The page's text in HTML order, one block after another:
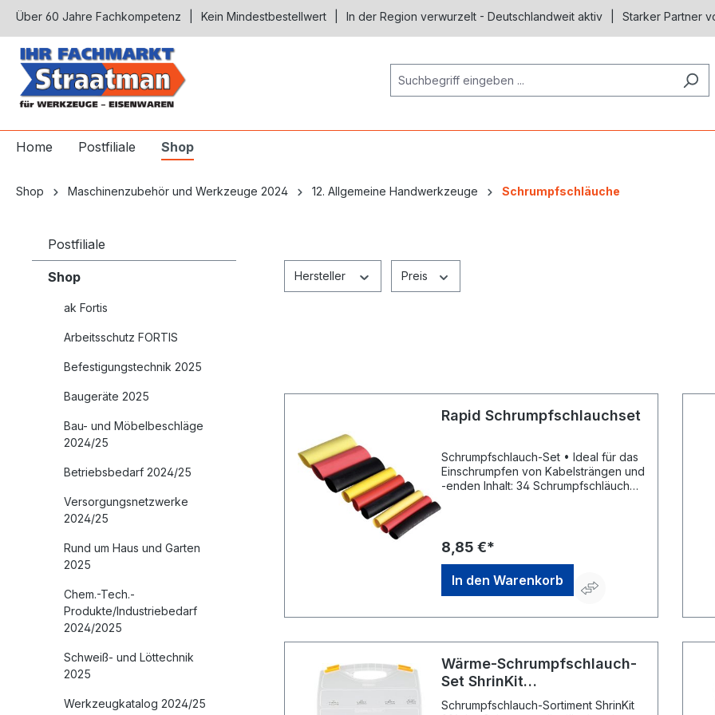
Zur Hauptnavigation springen
Über 60 Jahre Fachkompetenz Kein Mindestbestellwert In der Region verwurzelt - Deutschlandweit aktiv Starker Partner
Home Postfiliale Shop
Shop Maschinenzubehör und Werkzeuge 2024 12. Allgemeine Handwerkzeuge Schrumpfschläuche
Postfiliale
Shop
ak Fortis
Arbeitsschutz FORTIS
Befestigungstechnik 2025
Baugeräte 2025
Bau- und Möbelbeschläge
2024/25
Betriebsbedarf 2024/25
Versorgungsnetzwerke
2024/25
Rund um Haus und Garten
2025
Chem.-Tech.-
Produkte/Industriebedarf
2024/2025
Schweiß- und Löttechnik
2025
Werkzeugkatalog 2024/25
Hersteller Preis
Rapid Schrumpfschlauchset
Schrumpfschlauch-Set • Ideal für das
Einschrumpfen von Kabelsträngen und
-enden Inhalt: 34 Schrumpfschläuche,
8,85 €*
In den Warenkorb
Wärme-Schrumpfschlauch-
Set ShrinKit
HellermannTyton
Schrumpfschlauch-Sortiment ShrinKit